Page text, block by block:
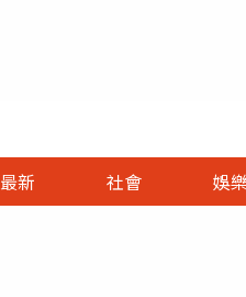
最新 社會 娛樂
娛樂首頁
即時
財經首頁
熱線
政